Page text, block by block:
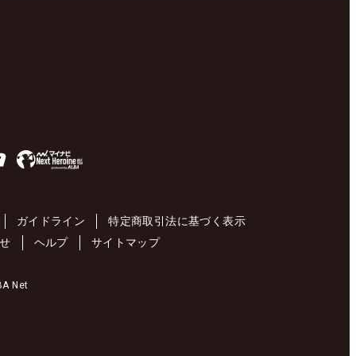
ガイドライン
特定商取引法に基づく表示
ヘルプ サイトマップ
Net